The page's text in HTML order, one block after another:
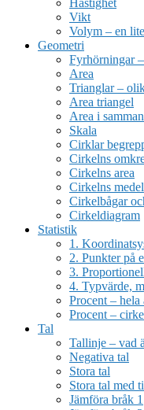
Vikt
Volym – en
Geometri
Fyrhörningar
Area
Trianglar –
Area triangel
Area i
Skala
Cirklar
Cirkelns
Cirkelns area
Cirkelns
Cirkelbågar
Cirkeldiagram
Statistik
1.
2. Punkter på
3.
4. Typvärde,
Procent – hela
Procent –
Tal
Tallinje – vad
Negativa tal
Stora tal
Stora tal med
Jämföra bråk 1